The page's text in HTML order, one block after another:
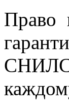
Право